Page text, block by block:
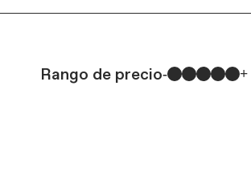
Rango de precio- +